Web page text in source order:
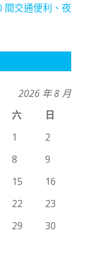
間交通便利、夜
2026 年 8 月
六
日
1
2
8
9
15
16
22
23
29
30